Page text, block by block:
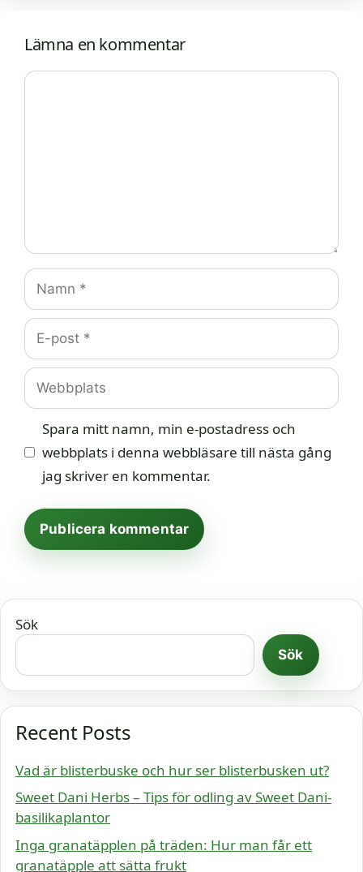
Lämna en kommentar
Kommentar
Namn
E-
post
Webbplats
Spara mitt namn, min e-postadress och
webbplats i denna webbläsare till nästa gång
jag skriver en kommentar.
Sök
Sök
Recent Posts
Vad är blisterbuske och hur ser blisterbusken ut?
Sweet Dani Herbs – Tips för odling av Sweet Dani-
basilikaplantor
Inga granatäpplen på träden: Hur man får ett
granatäpple att sätta frukt